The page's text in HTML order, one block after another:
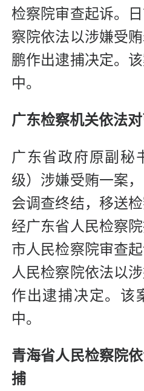
检察院审查起诉。
察院依法以涉嫌受
鹏作出逮捕决定。
中。
广东检察机关依法
广东省政府原副秘
级）涉嫌受贿一案
会调查终结，移送
经广东省人民检察
市人民检察院审查
人民检察院依法以
作出逮捕决定。该
中。
青海省人民检察院
捕